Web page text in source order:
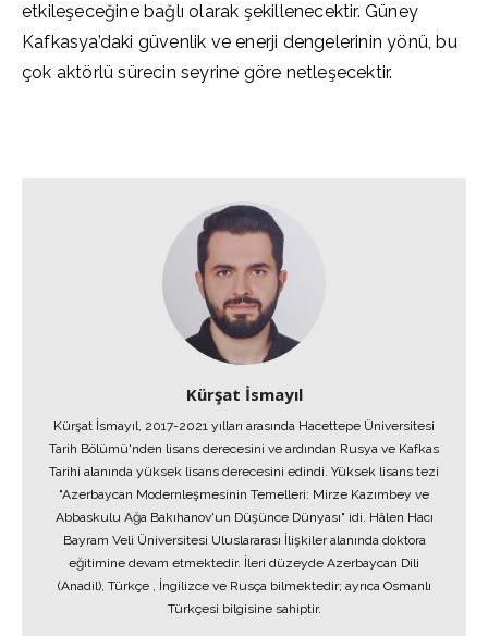
etkileşeceğine bağlı olarak şekillenecektir. Güney
Kafkasya’daki güvenlik ve enerji dengelerinin yönü, bu
çok aktörlü sürecin seyrine göre netleşecektir.
Kürşat İsmayıl
Kürşat İsmayıl, 2017-2021 yılları arasında Hacettepe Üniversitesi
Tarih Bölümü'nden lisans derecesini ve ardından Rusya ve Kafkas
Tarihi alanında yüksek lisans derecesini edindi. Yüksek lisans tezi
"Azerbaycan Modernleşmesinin Temelleri: Mirze Kazımbey ve
Abbaskulu Ağa Bakıhanov'un Düşünce Dünyası" idi. Hâlen Hacı
Bayram Veli Üniversitesi Uluslararası İlişkiler alanında doktora
eğitimine devam etmektedir. İleri düzeyde Azerbaycan Dili
(Anadil), Türkçe , İngilizce ve Rusça bilmektedir; ayrıca Osmanlı
Türkçesi bilgisine sahiptir.